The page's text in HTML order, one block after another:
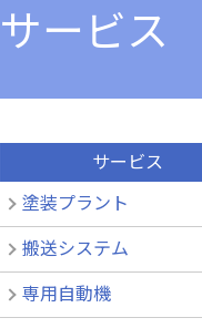
サービス
サービス
塗装プラント
搬送システム
専用自動機